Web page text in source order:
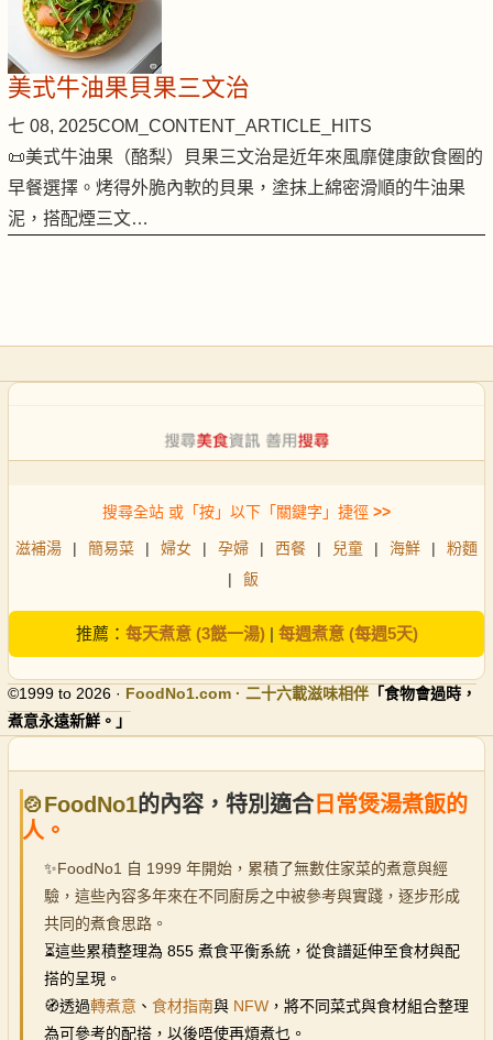
美式牛油果貝果三文治
七 08, 2025COM_CONTENT_ARTICLE_HITS
📜美式牛油果（酪梨）貝果三文治是近年來風靡健康飲食圈的
早餐選擇。烤得外脆內軟的貝果，塗抹上綿密滑順的牛油果
泥，搭配煙三文…
搜尋全站 或「按」以下「關鍵字」捷徑 >>
滋補湯 | 簡易菜 | 婦女 | 孕婦 | 西餐 | 兒童 | 海鮮 |
粉麵
|
飯
推薦： 每天煮意 (3餸一湯)| 每週煮意 (每週5天)
©1999 to 2026 · FoodNo1.com · 二十六載滋味相伴 「食物會過時，
煮意永遠新鮮。」
🍲FoodNo1的內容，特別適合 日常煲湯煮飯的
人。
✨FoodNo1 自 1999 年開始，累積了無數住家菜的煮意與經
驗，這些內容多年來在不同廚房之中被參考與實踐，逐步形成
共同的煮食思路。
⏳這些累積整理為 855 煮食平衡系統，從食譜延伸至食材與配
搭的呈現。
🧭透過轉煮意 、 食材指南與 NFW ，將不同菜式與食材組合整理
為可參考的配搭，以後唔使再煩煮乜。